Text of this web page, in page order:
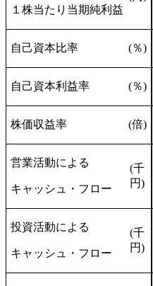
１株当たり当期純利益
自己資本比率 (％)
自己資本利益率 (％)
株価収益率 (倍)
営業活動による
キャッシュ・フロー
(千
円)
投資活動による
キャッシュ・フロー
(千
円)